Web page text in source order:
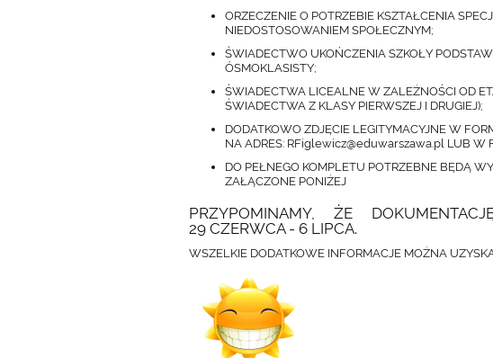
ORZECZENIE O POTRZEBIE KSZTAŁCENIA
NIEDOSTOSOWANIEM SPOŁECZNYM;
ŚWIADECTWO UKOŃCZENIA SZKOŁY
ÓSMOKLASISTY;
ŚWIADECTWA LICEALNE W ZALEŻNOŚCI OD
ŚWIADECTWA Z KLASY PIERWSZEJ I DRUGIEJ);
DODATKOWO ZDJĘCIE LEGITYMACYJNE W
NA ADRES: RFiglewicz@eduwarszawa.pl LUB W
DO PEŁNEGO KOMPLETU POTRZEBNE BĘDĄ
ZAŁĄCZONE PONIŻEJ
PRZYPOMINAMY, ŻE
29 CZERWCA - 6 LIPCA.
WSZELKIE DODATKOWE INFORMACJE MOŻNA